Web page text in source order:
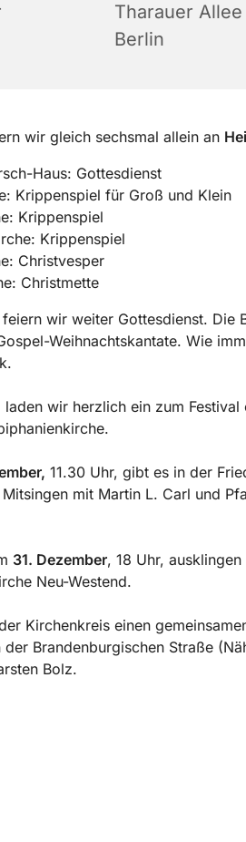
Tharauer Allee
Berlin
wir gleich sechsmal allein an
Haus: Gottesdienst
Krippenspiel für Groß und Klein
Krippenspiel
Krippenspiel
Christvesper
Christmette
feiern wir weiter Gottesdienst. Die
Weihnachtskantate. Wie
laden wir herzlich ein zum Festival
11.30 Uhr, gibt es in der
mit Martin L. Carl und
31. Dezember, 18 Uhr, ausklingen
Neu-Westend.
Kirchenkreis einen
Brandenburgischen Straße
Bolz.